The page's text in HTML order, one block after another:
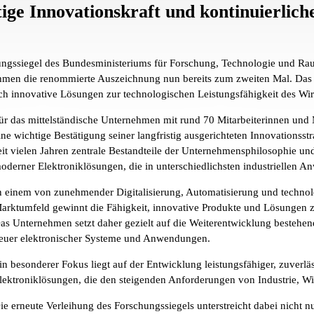
Innovationskraft und
des Bundesministeriums für Forschung, Technologie und
die renommierte Auszeichnung nun bereits zum zweiten Mal.
innovative Lösungen zur technologischen Leistungsfähigkeit des
das mittelständische Unternehmen mit rund 70 Mitarbeiterinnen
wichtige Bestätigung seiner langfristig ausgerichteten
vielen Jahren zentrale Bestandteile der Unternehmensphilosophie
Elektroniklösungen, die in unterschiedlichsten industriellen
einem von zunehmender Digitalisierung, Automatisierung und
gewinnt die Fähigkeit, innovative Produkte und Lösungen
Unternehmen setzt daher gezielt auf die Weiterentwicklung
elektronischer Systeme und Anwendungen.
besonderer Fokus liegt auf der Entwicklung leistungsfähiger,
die den steigenden Anforderungen von Industrie,
erneute Verleihung des Forschungssiegels unterstreicht dabei nicht